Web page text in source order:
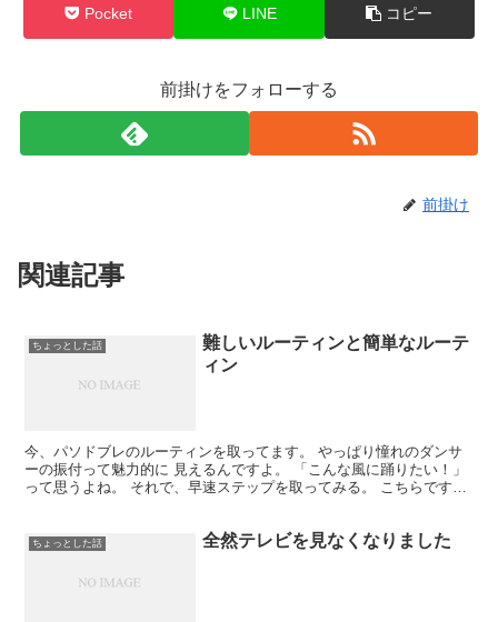
Pocket LINE コピー
前掛けをフォローする
前掛け
関連記事
ちょっとした話
難しいルーティンと簡単なルーテ
ィン
今、パソドブレのルーティンを取ってます。 やっぱり憧れのダンサ
ーの振付って魅力的に 見えるんですよ。 「こんな風に踊りたい！」
って思うよね。 それで、早速ステップを取ってみる。 こちらですね
ちょっとした話 全然テレビを見なくなりました